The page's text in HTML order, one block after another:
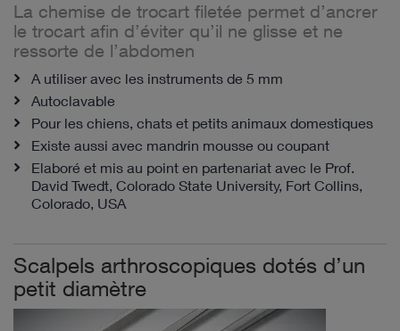
La chemise de trocart filetée permet d’ancrer
le trocart afin d’éviter qu’il ne glisse et ne
ressorte de l’abdomen
A utiliser avec les instruments de 5 mm
Autoclavable
Pour les chiens, chats et petits animaux domestiques
Existe aussi avec mandrin mousse ou coupant
Elaboré et mis au point en partenariat avec le Prof.
David Twedt, Colorado State University, Fort Collins,
Colorado, USA
Scalpels arthroscopiques dotés d’un
petit diamètre